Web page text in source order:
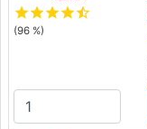
starstarstarstarstar_half
(96 %)